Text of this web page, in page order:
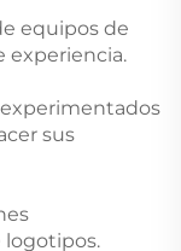
equipos de
experiencia.
sus
logotipos.